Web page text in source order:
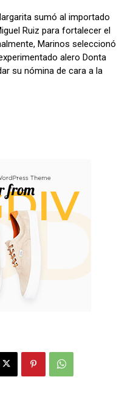
sumó al importado
Ruiz para fortalecer el
Marinos seleccionó
alero Donta
su nómina de cara a la